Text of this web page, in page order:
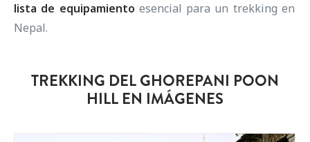
lista de equipamiento esencial para un trekking en
Nepal.
TREKKING DEL GHOREPANI POON
HILL EN IMÁGENES